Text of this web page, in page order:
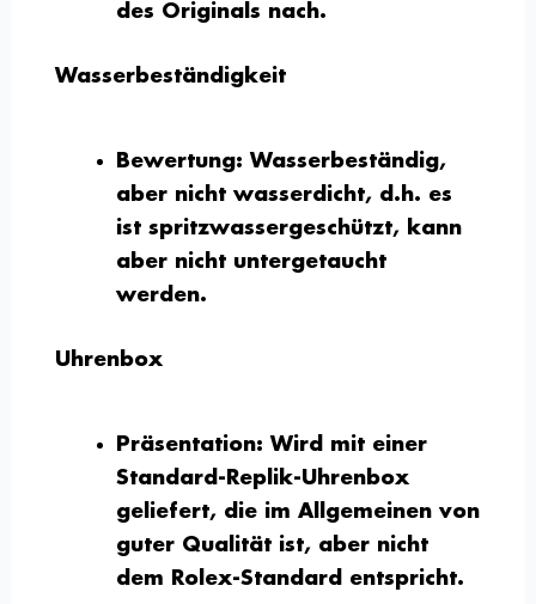
des Originals nach.
Wasserbeständigkeit
Bewertung: Wasserbeständig,
aber nicht wasserdicht, d.h. es
ist spritzwassergeschützt, kann
aber nicht untergetaucht
werden.
Uhrenbox
Präsentation: Wird mit einer
Standard-Replik-Uhrenbox
geliefert, die im Allgemeinen von
guter Qualität ist, aber nicht
dem Rolex-Standard entspricht.